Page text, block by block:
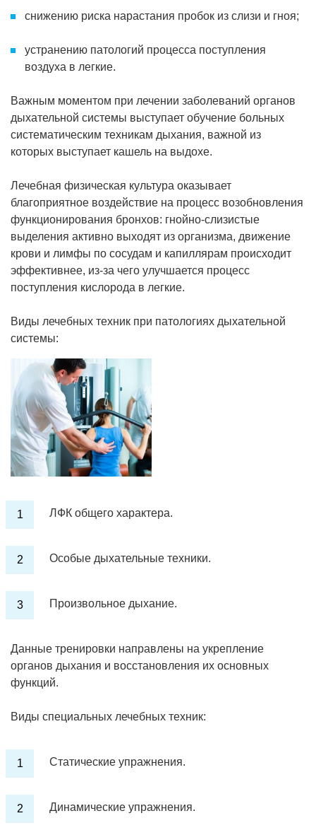
снижению риска нарастания пробок из слизи и гноя;
устранению патологий процесса поступления
воздуха в легкие.
Важным моментом при лечении заболеваний органов
дыхательной системы выступает обучение больных
систематическим техникам дыхания, важной из
которых выступает кашель на выдохе.
Лечебная физическая культура оказывает
благоприятное воздействие на процесс возобновления
функционирования бронхов: гнойно-слизистые
выделения активно выходят из организма, движение
крови и лимфы по сосудам и капиллярам происходит
эффективнее, из-за чего улучшается процесс
поступления кислорода в легкие.
Виды лечебных техник при патологиях дыхательной
системы:
ЛФК общего характера.
Особые дыхательные техники.
Произвольное дыхание.
Данные тренировки направлены на укрепление
органов дыхания и восстановления их основных
функций.
Виды специальных лечебных техник:
Статические упражнения.
Динамические упражнения.